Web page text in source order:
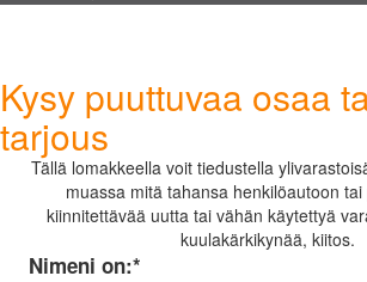
Kysy puuttuvaa osaa
tarjous
Tällä lomakkeella voit tiedustella
muassa mitä tahansa henkilöautoon
kiinnitettävää uutta tai vähän käytettyä
kuulakärkikynää, kiitos.
Nimeni on:*